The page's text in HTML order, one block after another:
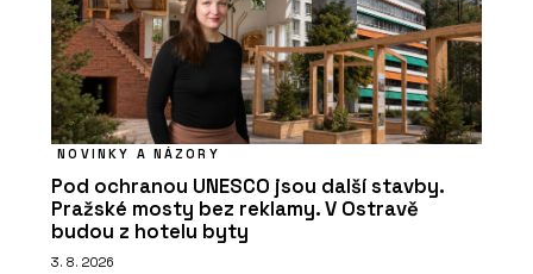
NOVINKY A NÁZORY
Pod ochranou UNESCO jsou další stavby.
Pražské mosty bez reklamy. V Ostravě
budou z hotelu byty
3. 8. 2026